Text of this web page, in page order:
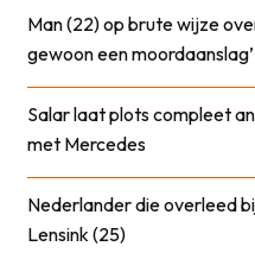
Man (22) op brute wijze
gewoon een moordaanslag’
Salar laat plots compleet
met Mercedes
Nederlander die overleed
Lensink (25)